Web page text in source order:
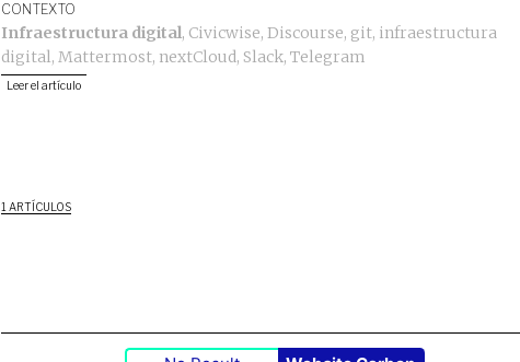
CONTEXTO
Infraestructura digital, Civicwise, Discourse, git, infraestructura
digital, Mattermost, nextCloud, Slack, Telegram
Leer el artículo
1 ARTÍCULOS